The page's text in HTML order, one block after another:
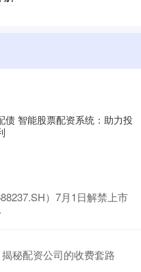
债 智能股票配资系统：助力投
）7月1日解禁上市
秘配资公司的收费套路